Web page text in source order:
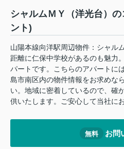
シャルムＭＹ（洋光台）
ント)
山陽本線向洋駅周辺物件：シャル
距離に仁保中学校があるのも魅力
パートです。こちらのアパートに
島市南区内の物件情報をお求めな
い。地域に密着しているので、確
供いたします。ご安心して当社に
無料 お問